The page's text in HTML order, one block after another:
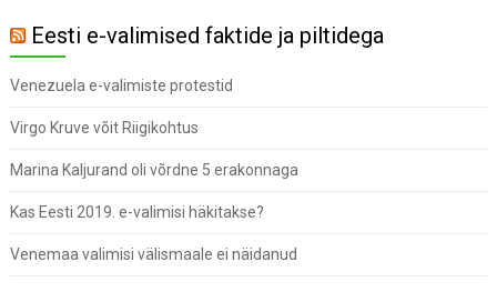
Eesti e-valimised faktide ja piltidega
Venezuela e-valimiste protestid
Virgo Kruve võit Riigikohtus
Marina Kaljurand oli võrdne 5 erakonnaga
Kas Eesti 2019. e-valimisi häkitakse?
Venemaa valimisi välismaale ei näidanud